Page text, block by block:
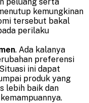
kemungkinan
tersebut bakal
perilaku
. Ada kalanya
preferensi
ini dapat
produk yang
lebih baik dan